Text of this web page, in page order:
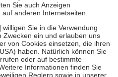
beträgt die
sowie zehn Euro je
für ihre eigene Gesundheit zu
der Familie zu unterstützen,
vollendeten 18. Lebensjahr